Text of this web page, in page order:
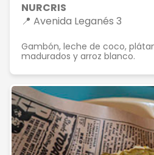
NURCRIS
📍 Avenida Leganés 3
Gambón, leche de coco,
madurados y arroz blanco.